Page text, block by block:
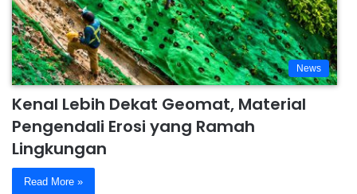
News
Kenal Lebih Dekat Geomat, Material
Pengendali Erosi yang Ramah
Lingkungan
Read More »